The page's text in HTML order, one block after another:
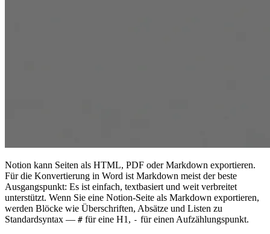
Notion kann Seiten als HTML, PDF oder Markdown exportieren.
Für die Konvertierung in Word ist Markdown meist der beste
Ausgangspunkt: Es ist einfach, textbasiert und weit verbreitet
unterstützt. Wenn Sie eine Notion-Seite als Markdown exportieren,
werden Blöcke wie Überschriften, Absätze und Listen zu
Standardsyntax — # für eine H1, - für einen Aufzählungspunkt.